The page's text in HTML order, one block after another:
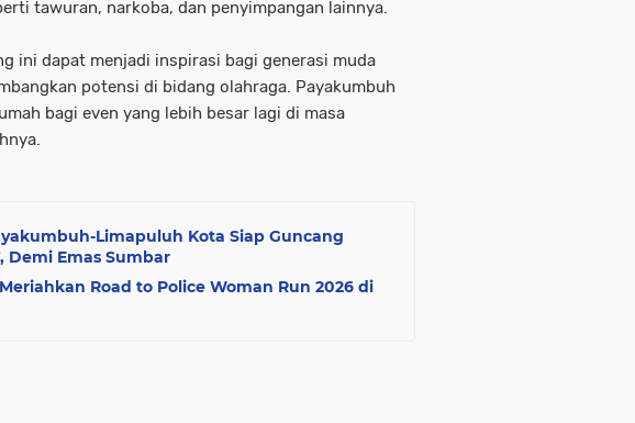
tawuran, narkoba, dan penyimpangan lainnya.
ini dapat menjadi inspirasi bagi generasi muda
potensi di bidang olahraga. Payakumbuh
bagi even yang lebih besar lagi di masa
Limapuluh Kota Siap Guncang
Demi Emas Sumbar
Road to Police Woman Run 2026 di